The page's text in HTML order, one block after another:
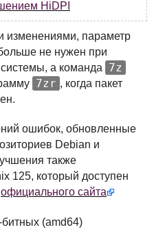
HiDPI
изменениями, параметр
не нужен при
а команда
7z
7zr , когда пакет
ошибок, обновленные
Debian и
также
125, который доступен
официального сайта
битных (amd64)